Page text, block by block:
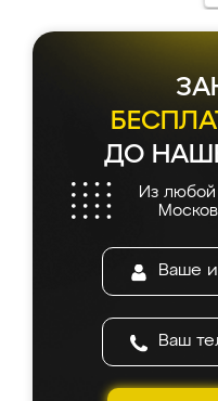
ДО
Из